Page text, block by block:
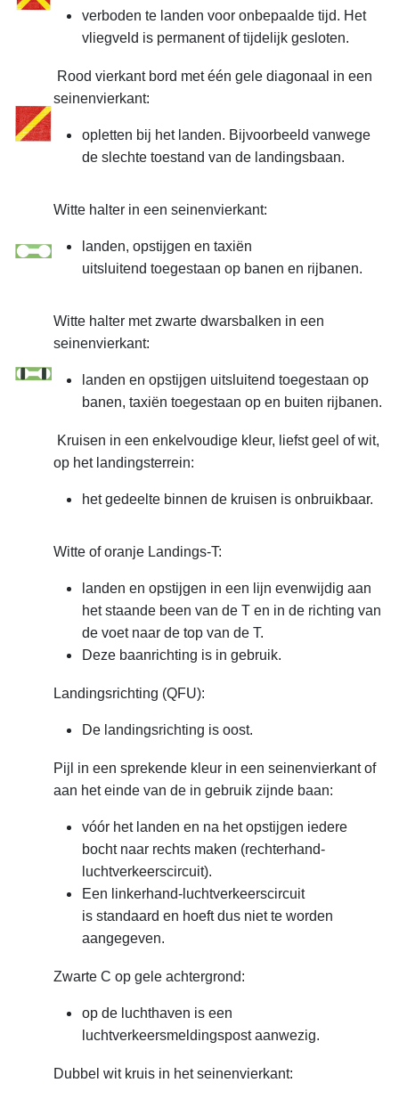
verboden te landen voor onbepaalde tijd. Het
vliegveld is permanent of tijdelijk gesloten.
Rood vierkant bord met één gele diagonaal in een
seinenvierkant:
opletten bij het landen. Bijvoorbeeld vanwege
de slechte toestand van de landingsbaan.
Witte halter in een seinenvierkant:
landen, opstijgen en taxiën
uitsluitend toegestaan op banen en rijbanen.
Witte halter met zwarte dwarsbalken in een
seinenvierkant:
landen en opstijgen uitsluitend toegestaan op
banen, taxiën toegestaan op en buiten rijbanen.
Kruisen in een enkelvoudige kleur, liefst geel of wit,
op het landingsterrein:
het gedeelte binnen de kruisen is onbruikbaar.
Witte of oranje Landings-T:
landen en opstijgen in een lijn evenwijdig aan
het staande been van de T en in de richting van
de voet naar de top van de T.
Deze baanrichting is in gebruik.
Landingsrichting (QFU):
De landingsrichting is oost.
Pijl in een sprekende kleur in een seinenvierkant of
aan het einde van de in gebruik zijnde baan:
vóór het landen en na het opstijgen iedere
bocht naar rechts maken (rechterhand-
luchtverkeerscircuit).
Een linkerhand-luchtverkeerscircuit
is standaard en hoeft dus niet te worden
aangegeven.
Zwarte C op gele achtergrond:
op de luchthaven is een
luchtverkeersmeldingspost aanwezig.
Dubbel wit kruis in het seinenvierkant: